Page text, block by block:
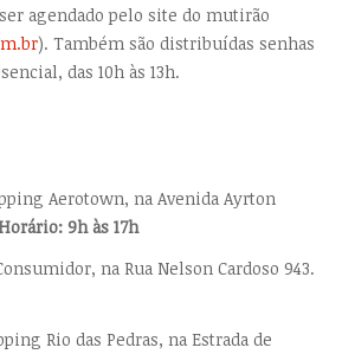
agendado pelo site do mutirão
). Também são distribuídas senhas
das 10h às 13h.
Aerotown, na Avenida Ayrton
Horário: 9h às 17h
na Rua Nelson Cardoso 943.
Rio das Pedras, na Estrada de